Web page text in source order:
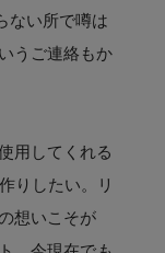
ない所で噂は
うご連絡もか
用してくれる
りしたい。リ
想いこそが